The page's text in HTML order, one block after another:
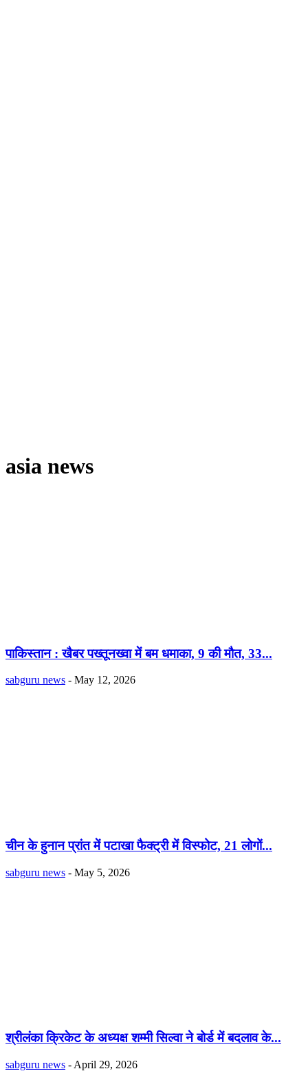
asia news
पाकिस्तान : खैबर पख्तूनख्वा में बम धमाका, 9 की मौत, 33...
sabguru news - May 12, 2026
चीन के हुनान प्रांत में पटाखा फैक्ट्री में विस्फोट, 21 लोगों...
sabguru news - May 5, 2026
श्रीलंका क्रिकेट के अध्यक्ष शम्मी सिल्वा ने बोर्ड में बदलाव के...
sabguru news - April 29, 2026